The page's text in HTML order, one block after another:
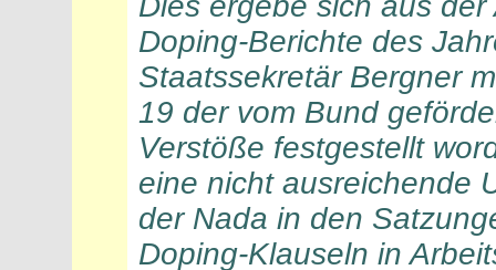
Doping-Berichte des
Staatssekretär Bergner
19 der vom Bund
Verstöße festgestellt
eine nicht ausreichende
der Nada in den
Doping-Klauseln in